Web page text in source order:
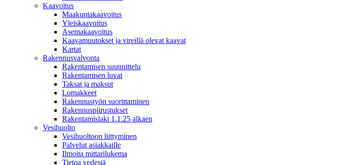
Kaavoitus
Maakuntakaavoitus
Yleiskaavoitus
Asemakaavoitus
Kaavamuutokset ja vireillä olevat kaavat
Kartat
Rakennusvalvonta
Rakentamisen suunnittelu
Rakentamisen luvat
Taksat ja maksut
Lomakkeet
Rakennustyön suorittaminen
Rakennuspiirustukset
Rakentamislaki 1.1.25 alkaen
Vesihuolto
Vesihuoltoon liittyminen
Palvelut asiakkaille
Ilmoita mittarilukema
Tietoa vedestä